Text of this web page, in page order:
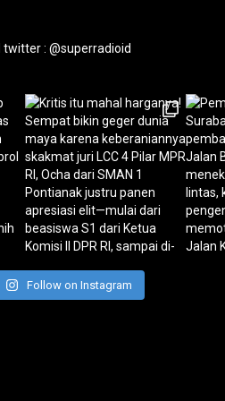
twitter : @superradioid
Follow on Instagram